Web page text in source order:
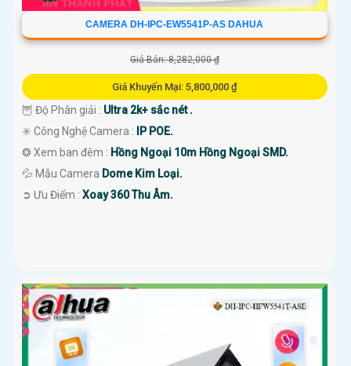
CAMERA DH-IPC-EW5541P-AS DAHUA
Giá Bán: 8,282,000 ₫
Giá Khuyến Mại: 5,800,000 ₫
🦉 Độ Phân giải : Ultra 2k+ sắc nét .
✳️ Công Nghệ Camera :
IP POE.
❂ Xem ban đêm : Hồng Ngoại 10m Hồng Ngoại SMD.
💦 Mẫu Camera Dome Kim Loại.
️➲ Ưu Điểm : Xoay 360 Thu Âm.